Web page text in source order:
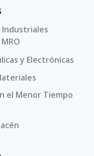
Industriales
y Electrónicas
el Menor Tiempo